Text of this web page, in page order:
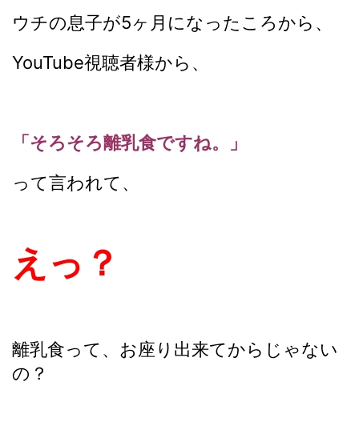
ウチの息子が5ヶ月になったころから、
YouTube視聴者様から、
「そろそろ離乳食ですね。」
って言われて、
えっ？
離乳食って、お座り出来てからじゃない
の？